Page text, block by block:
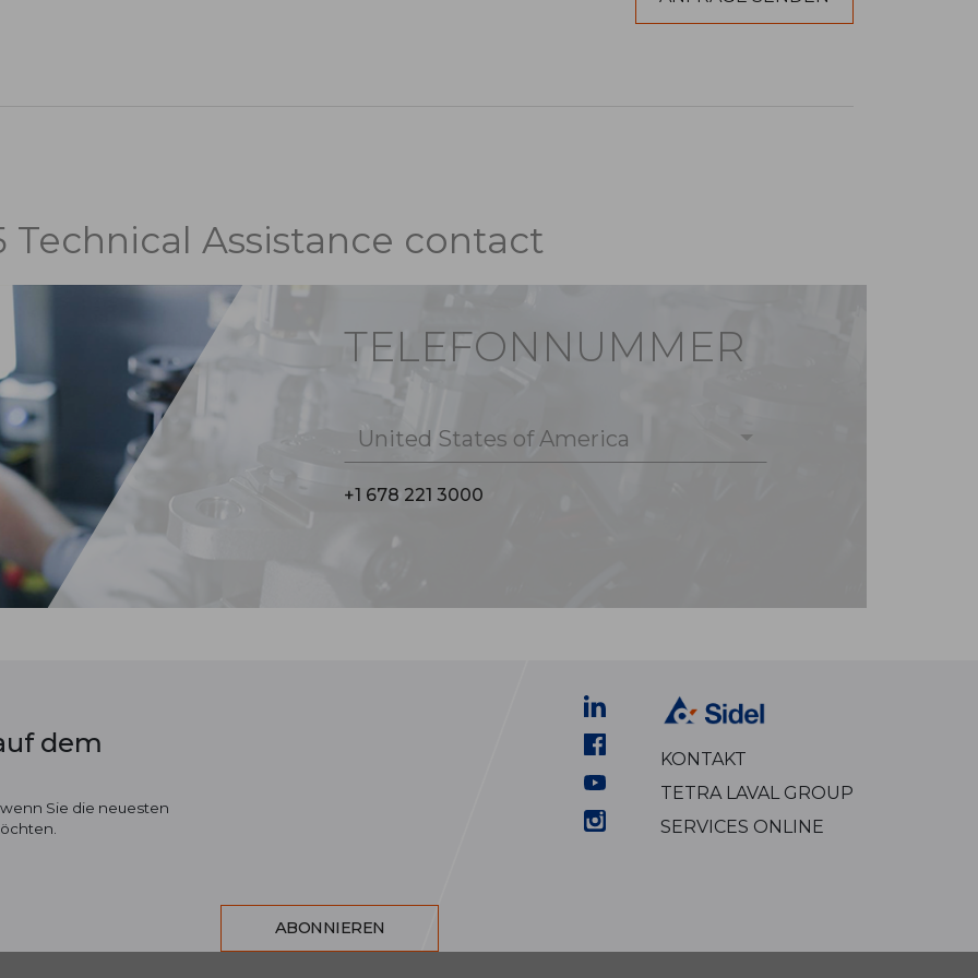
Technical Assistance contact
TELEFONNUMMER
United States of America
+1 678 221 3000
dem
Sie die neuesten
ABONNIEREN
KONTAKT
TETRA LAVAL GROUP
SERVICES ONLINE